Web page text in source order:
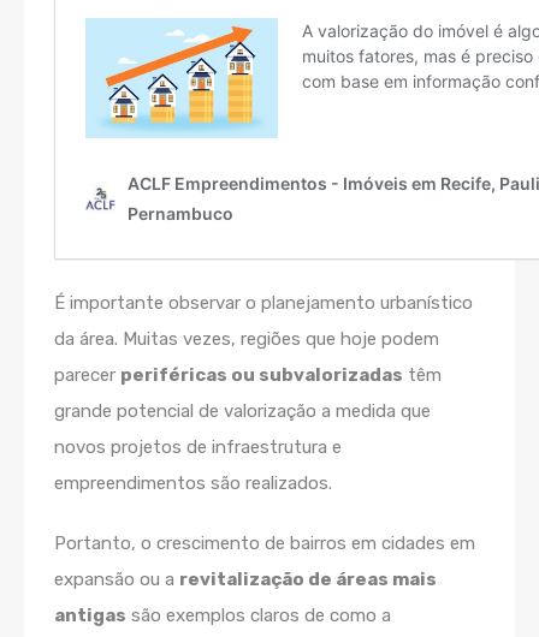
É importante observar o planejamento urbanístico
da área. Muitas vezes, regiões que hoje podem
parecer periféricas ou subvalorizadas têm
grande potencial de valorização a medida que
novos projetos de infraestrutura e
empreendimentos são realizados.
Portanto, o crescimento de bairros em cidades em
expansão ou a revitalização de áreas mais
antigas são exemplos claros de como a